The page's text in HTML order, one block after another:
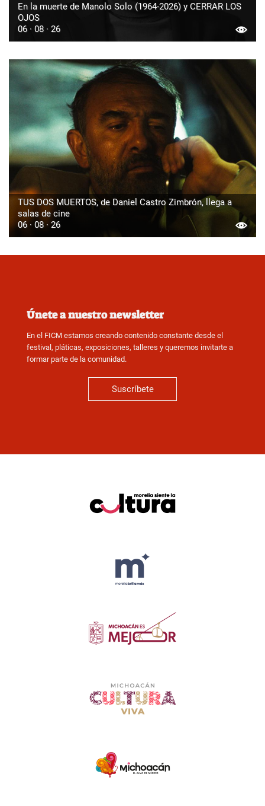
En la muerte de Manolo Solo (1964-2026) y CERRAR LOS
OJOS
06 · 08 · 26
TUS DOS MUERTOS, de Daniel Castro Zimbrón, llega a
salas de cine
06 · 08 · 26
Únete a nuestro newsletter
En el FICM estamos creando contenido constante desde el
festival, pláticas, exposiciones, talleres y queremos invitarte a
formar parte de la comunidad.
Suscríbete